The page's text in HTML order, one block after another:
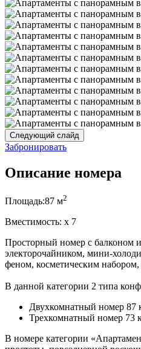
Следующий слайд
Забронировать
Описание номера
Площадь:87 м2
Вместимость: x 7
Просторный номер с балконом
электорочайником, мини-
феном, косметическим
В данной категории 2 типа
Двухкомнатный номер 87
Трехкомнатный номер 73
В номере категории